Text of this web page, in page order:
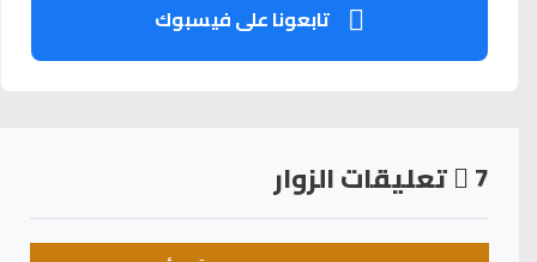
تابعونا على فيسبوك
7 تعليقات الزوار